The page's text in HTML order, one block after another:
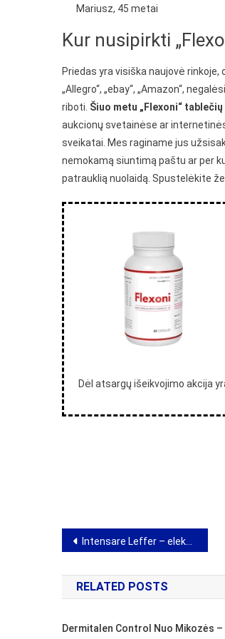
Mariusz, 45 metai
Kur nusipirkti
Priedas yra visiška naujovė
„Allegro“, „ebay“, „Amazon“,
riboti. Šiuo metu „Flexoni“ tablečių
aukcionų svetainėse ar
sveikatai. Mes raginame jus
nemokamą siuntimą paštu ar per
patrauklią nuolaidą. Spustelėkite
Dėl atsargų išeikvojimo akcija
Navigacija
tarp
įrašų
Intensare Leffer – elektrokoaguliatoriaus, skirto pašalinti karpas, apžvalga
RELATED POSTS
Dermitalen Control Nuo Mikozės –